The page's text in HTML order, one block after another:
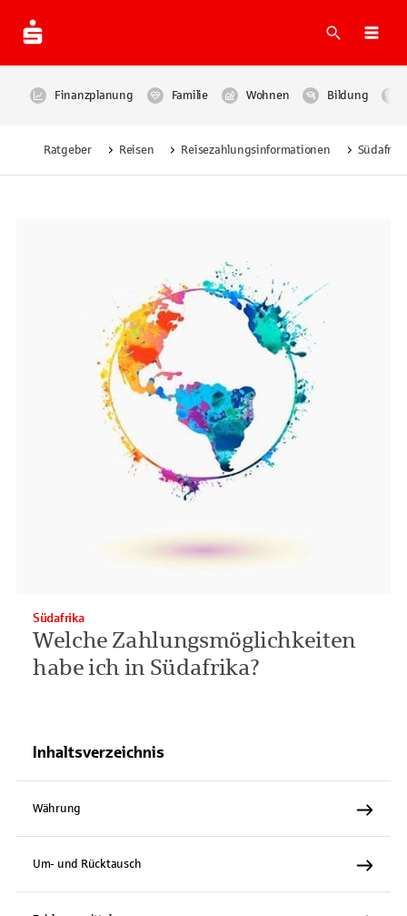
Suche
Finanzplanung Familie Wohnen Bildung
Ratgeber Reisen Reisezahlungsinformationen Südafrika
Welche Zahlungsmöglichkeiten
habe ich in Südafrika?
Südafrika
Inhaltsverzeichnis
Währung
Um- und Rücktausch